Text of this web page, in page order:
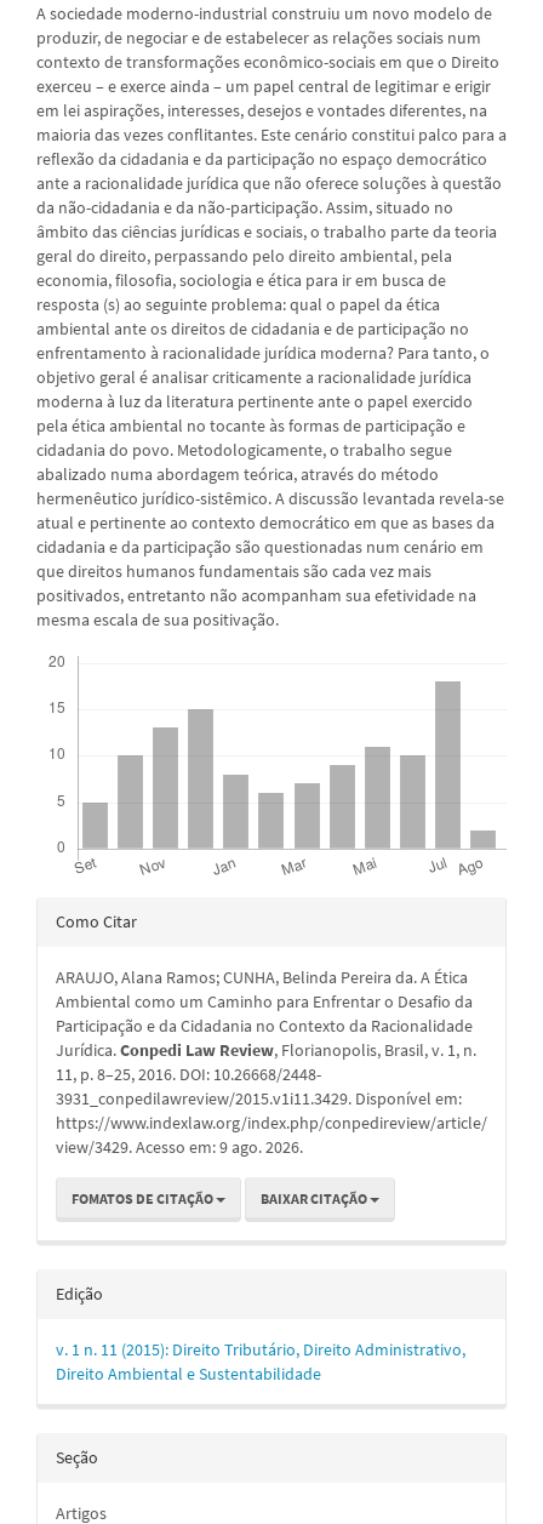
A sociedade moderno-industrial construiu um novo modelo de
produzir, de negociar e de estabelecer as relações sociais num
contexto de transformações econômico-sociais em que o Direito
exerceu – e exerce ainda – um papel central de legitimar e erigir
em lei aspirações, interesses, desejos e vontades diferentes, na
maioria das vezes conflitantes. Este cenário constitui palco para a
reflexão da cidadania e da participação no espaço democrático
ante a racionalidade jurídica que não oferece soluções à questão
da não-cidadania e da não-participação. Assim, situado no
âmbito das ciências jurídicas e sociais, o trabalho parte da teoria
geral do direito, perpassando pelo direito ambiental, pela
economia, filosofia, sociologia e ética para ir em busca de
resposta (s) ao seguinte problema: qual o papel da ética
ambiental ante os direitos de cidadania e de participação no
enfrentamento à racionalidade jurídica moderna? Para tanto, o
objetivo geral é analisar criticamente a racionalidade jurídica
moderna à luz da literatura pertinente ante o papel exercido
pela ética ambiental no tocante às formas de participação e
cidadania do povo. Metodologicamente, o trabalho segue
abalizado numa abordagem teórica, através do método
hermenêutico jurídico-sistêmico. A discussão levantada revela-se
atual e pertinente ao contexto democrático em que as bases da
cidadania e da participação são questionadas num cenário em
que direitos humanos fundamentais são cada vez mais
positivados, entretanto não acompanham sua efetividade na
mesma escala de sua positivação.
Detalhes
artigo
Como Citar
ARAUJO, Alana Ramos; CUNHA, Belinda Pereira da. A Ética
Ambiental como um Caminho para Enfrentar o Desafio da
Participação e da Cidadania no Contexto da Racionalidade
Jurídica.Conpedi Law Review, Florianopolis, Brasil, v. 1, n.
11, p. 8–25, 2016. DOI: 10.26668/2448-
3931_conpedilawreview/2015.v1i11.3429. Disponível em:
https://www.indexlaw.org/index.php/conpedireview/article/
view/3429. Acesso em: 9 ago. 2026.
FOMATOS DE CITAÇÃO BAIXAR CITAÇÃO
Edição
v. 1 n. 11 (2015): Direito Tributário, Direito Administrativo,
Direito Ambiental e Sustentabilidade
Seção
Artigos